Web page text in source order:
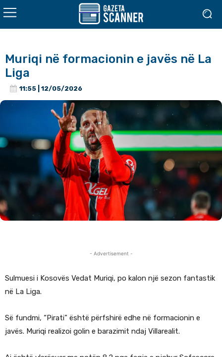
Muriqi në formacionin e javës në La
Liga
11:55 | 12/05/2026
- Advertisement -
Sulmuesi i Kosovës Vedat Muriqi, po kalon një sezon fantastik
në La Liga.
Së fundmi, “Pirati” është përfshirë edhe në formacionin e
javës. Muriqi realizoi golin e barazimit ndaj Villarealit.